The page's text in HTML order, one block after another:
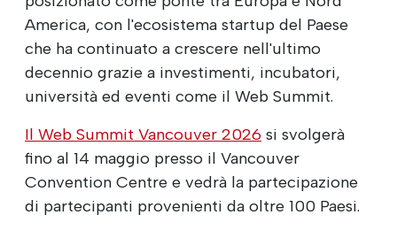
America, con l'ecosistema startup del Paese
che ha continuato a crescere nell'ultimo
decennio grazie a investimenti, incubatori,
università ed eventi come il Web Summit.
Il Web Summit Vancouver 2026 si svolgerà
fino al 14 maggio presso il Vancouver
Convention Centre e vedrà la partecipazione
di partecipanti provenienti da oltre 100 Paesi.